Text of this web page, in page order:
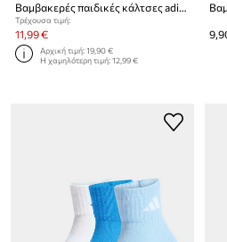
Βαμβακερές παιδικές κάλτσες adidas Performance MINECRAFT 3-pack
Τρέχουσα τιμή:
11,99 €
Αρχική τιμή:19,90 €
Η χαμηλότερη τιμή:12,99 €